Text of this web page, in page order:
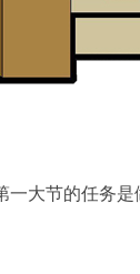
大节的任务是